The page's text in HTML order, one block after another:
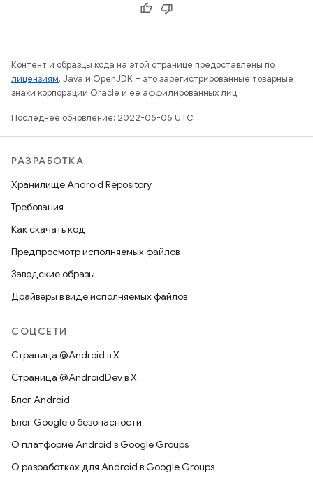
Контент и образцы кода на этой странице предоставлены по
лицензиям. Java и OpenJDK – это зарегистрированные товарные
знаки корпорации Oracle и ее аффилированных лиц.
Последнее обновление: 2022-06-06 UTC.
РАЗРАБОТКА
Хранилище Android Repository
Требования
Как скачать код
Предпросмотр исполняемых файлов
Заводские образы
Драйверы в виде исполняемых файлов
СОЦСЕТИ
Страница @Android в X
Страница @AndroidDev в X
Блог Android
Блог Google о безопасности
О платформе Android в Google Groups
О разработках для Android в Google Groups